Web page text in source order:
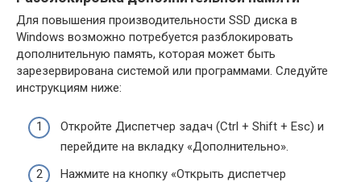
Для повышения производительности SSD диска в
Windows возможно потребуется разблокировать
дополнительную память, которая может быть
зарезервирована системой или программами. Следуйте
инструкциям ниже:
Откройте Диспетчер задач (Ctrl + Shift + Esc) и
перейдите на вкладку «Дополнительно».
Нажмите на кнопку «Открыть диспетчер